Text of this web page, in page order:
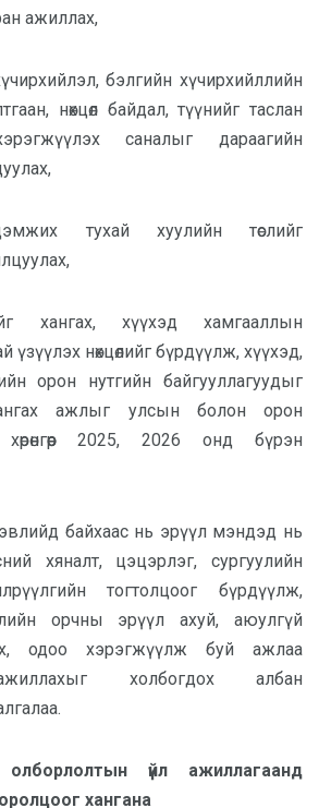
ажиллах,
бэлгийн хүчирхийллийн
нөхцөл байдал, түүнийг таслан
саналыг дараагийн
тухай хуулийн төслийг
хангах, хүүхэд хамгааллын
үзүүлэх нөхцөлийг бүрдүүлж, хүүхэд,
орон нутгийн байгууллагуудыг
ажлыг улсын болон орон
хөрөнгөөр 2025, 2026 онд бүрэн
байхаас нь эрүүл мэндэд нь
хяналт, цэцэрлэг, сургуулийн
тогтолцоог бүрдүүлж,
орчны эрүүл ахуй, аюулгүй
одоо хэрэгжүүлж буй ажлаа
холбогдох албан
үйл ажиллагаанд
хангана